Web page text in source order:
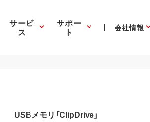
サービ
ス
サポー
ト 会社情報
USBメモリ「ClipDrive」